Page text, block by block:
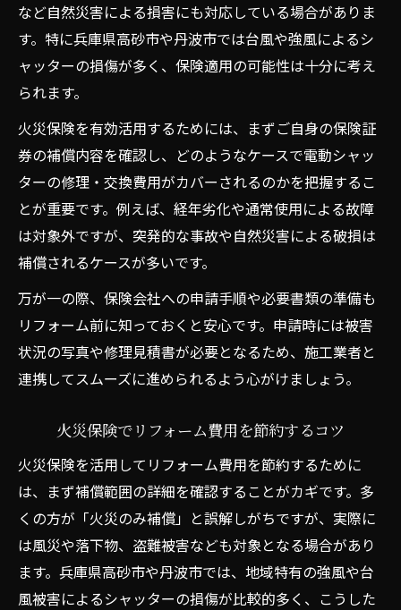
など自然災害による損害にも対応している場合がありま
す。特に兵庫県高砂市や丹波市では台風や強風によるシ
ャッターの損傷が多く、保険適用の可能性は十分に考え
られます。
火災保険を有効活用するためには、まずご自身の保険証
券の補償内容を確認し、どのようなケースで電動シャッ
ターの修理・交換費用がカバーされるのかを把握するこ
とが重要です。例えば、経年劣化や通常使用による故障
は対象外ですが、突発的な事故や自然災害による破損は
補償されるケースが多いです。
万が一の際、保険会社への申請手順や必要書類の準備も
リフォーム前に知っておくと安心です。申請時には被害
状況の写真や修理見積書が必要となるため、施工業者と
連携してスムーズに進められるよう心がけましょう。
火災保険でリフォーム費用を節約するコツ
火災保険を活用してリフォーム費用を節約するために
は、まず補償範囲の詳細を確認することがカギです。多
くの方が「火災のみ補償」と誤解しがちですが、実際に
は風災や落下物、盗難被害なども対象となる場合があり
ます。兵庫県高砂市や丹波市では、地域特有の強風や台
風被害によるシャッターの損傷が比較的多く、こうした